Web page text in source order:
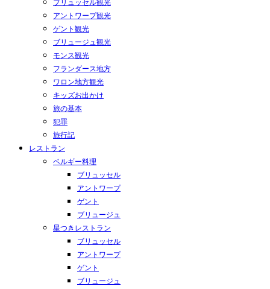
ブリュッセル観光
アントワープ観光
ゲント観光
ブリュージュ観光
モンス観光
フランダース地方
ワロン地方観光
キッズお出かけ
旅の基本
犯罪
旅行記
レストラン
ベルギー料理
ブリュッセル
アントワープ
ゲント
ブリュージュ
星つきレストラン
ブリュッセル
アントワープ
ゲント
ブリュージュ